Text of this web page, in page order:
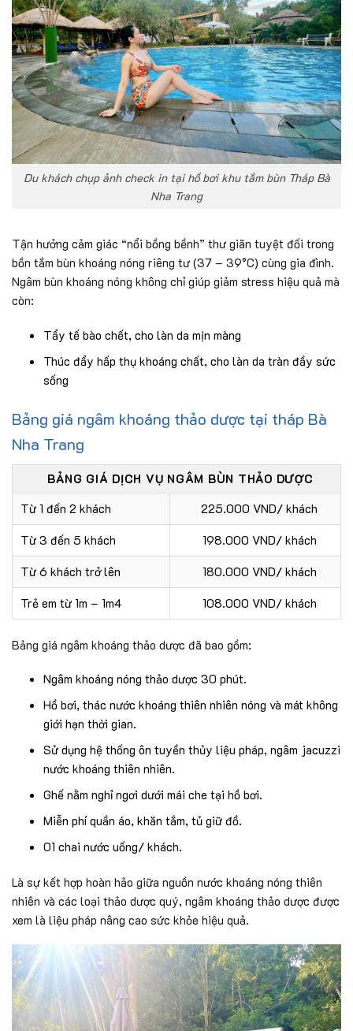
Du khách chụp ảnh check in tại hồ bơi khu tắm bùn Tháp Bà
Nha Trang
Tận hưởng cảm giác “nổi bồng bềnh” thư giãn tuyệt đối trong
bồn tắm bùn khoáng nóng riêng tư (37 – 39°C) cùng gia đình.
Ngâm bùn khoáng nóng không chỉ giúp giảm stress hiệu quả mà
còn:
Tẩy tế bào chết, cho làn da mịn màng
Thúc đẩy hấp thụ khoáng chất, cho làn da tràn đầy sức
sống
Bảng giá ngâm khoáng thảo dược tại tháp Bà
Nha Trang
BẢNG GIÁ DỊCH VỤ NGÂM BÙN THẢO DƯỢC
Từ 1 đến 2 khách
225.000 VND/ khách
Từ 3 đến 5 khách
198.000 VND/ khách
Từ 6 khách trở lên
180.000 VND/ khách
Trẻ em từ 1m – 1m4
108.000 VND/ khách
Bảng giá ngâm khoáng thảo dược đã bao gồm:
Ngâm khoáng nóng thảo dược 30 phút.
Hồ bơi, thác nước khoáng thiên nhiên nóng và mát không
giới hạn thời gian.
Sử dụng hệ thống ôn tuyền thủy liệu pháp, ngâm jacuzzi
nước khoáng thiên nhiên.
Ghế nằm nghỉ ngơi dưới mái che tại hồ bơi.
Miễn phí quần áo, khăn tắm, tủ giữ đồ.
01 chai nước uống/ khách.
Là sự kết hợp hoàn hảo giữa nguồn nước khoáng nóng thiên
nhiên và các loại thảo dược quý, ngâm khoáng thảo dược được
xem là liệu pháp nâng cao sức khỏe hiệu quả.